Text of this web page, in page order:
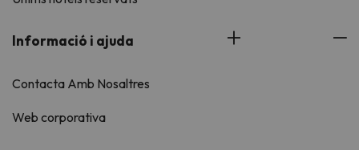
Informació i ajuda
Contacta Amb Nosaltres
Web corporativa